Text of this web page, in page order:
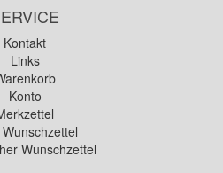
Kontakt
Links
Konto
Wunschzettel